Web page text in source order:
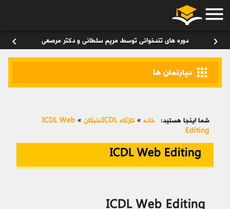
menu
chevron_right دوره های تندخوانی توسط مریم سلطانی و دکتر مرصعی chevron_left
apps دپارتمان ها
شما اینجا هستید: خانه » کازگاه ICDLنخبگان »
ICDL Web
Editing
ICDL Web Editing